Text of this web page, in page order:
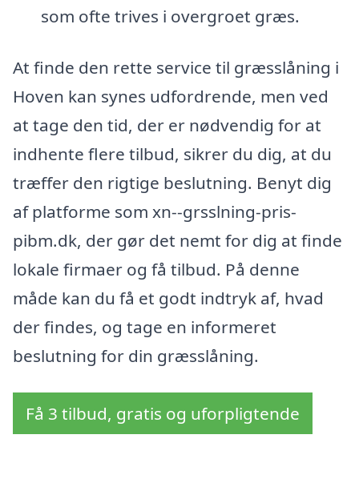
som ofte trives i overgroet græs.
At finde den rette service til græsslåning i
Hoven kan synes udfordrende, men ved
at tage den tid, der er nødvendig for at
indhente flere tilbud, sikrer du dig, at du
træffer den rigtige beslutning. Benyt dig
af platforme som xn--grsslning-pris-
pibm.dk, der gør det nemt for dig at finde
lokale firmaer og få tilbud. På denne
måde kan du få et godt indtryk af, hvad
der findes, og tage en informeret
beslutning for din græsslåning.
Få 3 tilbud, gratis og uforpligtende